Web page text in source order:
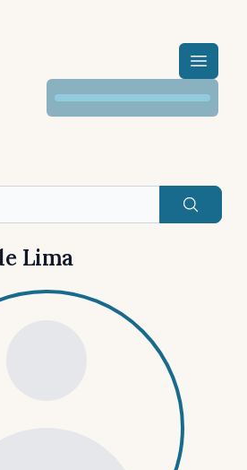
Menú
Buscar
Lima